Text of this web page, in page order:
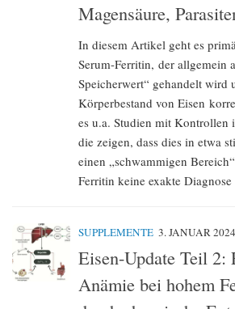
Magensäure,
In diesem Artikel geht es
Serum-Ferritin, der allgemein
Speicherwert“ gehandelt wird
Körperbestand von Eisen
es u.a. Studien mit
die zeigen, dass dies in etwa
einen „schwammigen
Ferritin keine exakte
SUPPLEMENTE 3. JANUAR 2024
Eisen-Update Teil 2:
Anämie bei hohem